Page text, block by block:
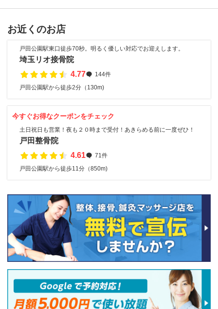
お近くのお店
戸田公園駅東口徒歩70秒。明るく優しい対応でお迎えします。
埼玉リオ接骨院
4.77
144件
戸田公園駅から徒歩2分（130m)
今すぐお得なクーポンをチェック
土日祝日も営業！夜も２０時まで受付！あきらめる前に一度ぜひ！
戸田整骨院
4.61
71件
戸田公園駅から徒歩11分（850m)